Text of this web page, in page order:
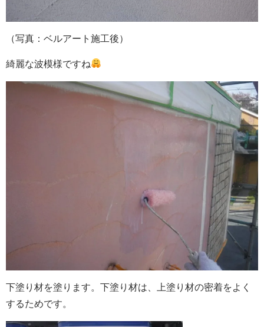
（写真：ベルアート施工後）
綺麗な波模様ですね
下塗り材を塗ります。下塗り材は、上塗り材の密着をよく
するためです。